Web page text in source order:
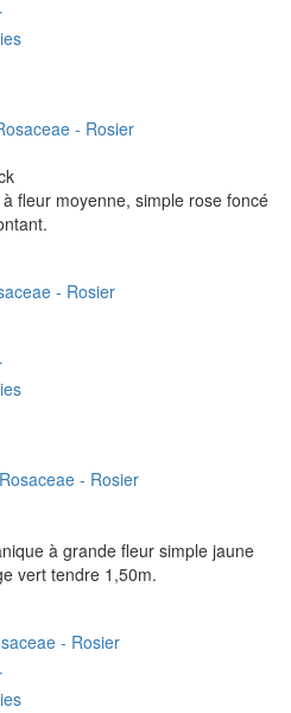
fleur moyenne, simple rose foncé
- Rosier
à grande fleur simple jaune
vert tendre 1,50m.
- Rosier